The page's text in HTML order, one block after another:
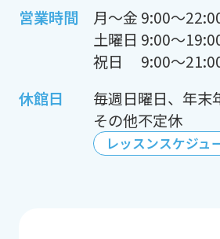
営業時間
月〜金 9:00～
土曜日 9:00～
祝日 9:00～
休館日
毎週日曜日、年末
その他不定休
レッスンスケジュ